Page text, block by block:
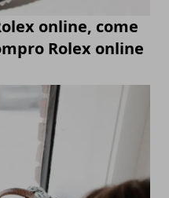
online, come
Rolex online